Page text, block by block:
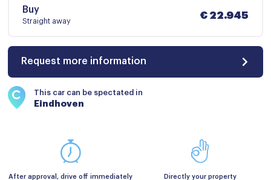
Buy
Straight away
€ 22.945
Request more information
This car can be spectated in
Eindhoven
After approval, drive off immediately Directly your property